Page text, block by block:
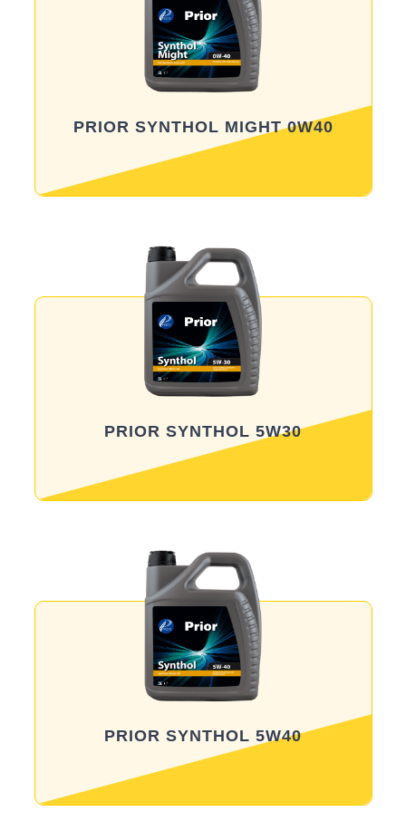
PRIOR SYNTHOL MIGHT 0W40
Məhsula baxış
PRIOR SYNTHOL 5W30
Məhsula baxış
PRIOR SYNTHOL 5W40